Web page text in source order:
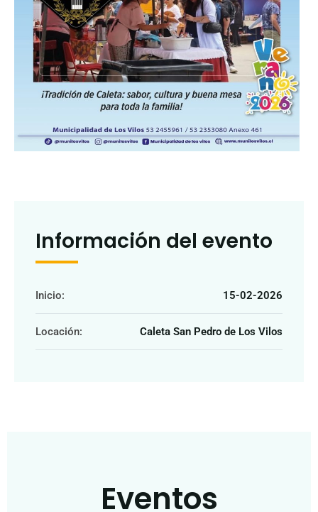
Información del evento
Inicio: 15-02-2026
Locación: Caleta San Pedro de Los Vilos
Eventos